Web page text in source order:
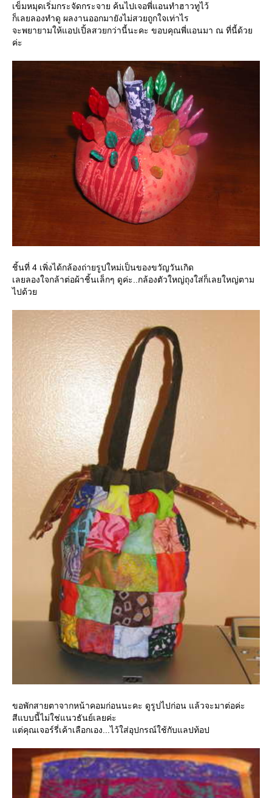
เข็มหมุดเริ่มกระจัดกระจาย ค้นไปเจอพี่แอนทำฮาวทูไว้
ก็เลยลองทำดู ผลงานออกมายังไม่สวยถูกใจเท่าไร
จะพยายามให้แอปเปิ้ลสวยกว่านี้นะคะ ขอบคุณพี่แอนมา ณ ที่นี้ด้ว
ค่ะ
ชิ้นที่ 4 เพิ่งได้กล้องถ่ายรูปใหม่เป็นของขวัญวันเกิด
เลยลองใจกล้าต่อผ้าชิ้นเล็กๆ ดูค่ะ..กล้องตัวใหญ่ถุงใส่ก็เลยใหญ่ตาม
ไปด้ว
ขอพักสายตาจากหน้าคอมก่อนนะคะ ดูรูปไปก่อน แล้วจะมาต่อค่ะ
สีแบบนี้ไม่ใช่แนวธันย์เลยค่ะ
ต่คุณเจอร์รี่เค้าเลือกเอง...ไว้ใส่อุปกรณ์ใช้กับแลปท้อป